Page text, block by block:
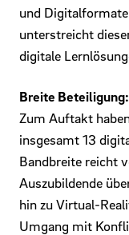
und
unterstreicht
digitale
Breite
Zum Auftakt
insgesamt 13
Bandbreite reicht
Auszubildende
hin zu Virtual-
Umgang mit